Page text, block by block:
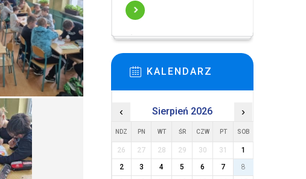
KALENDARZ
‹ Sierpień 2026 ›
NDZ PN WT ŚR CZW PT SOB
26 27 28 29 30 31
1
2
3 4 5 6 7
8